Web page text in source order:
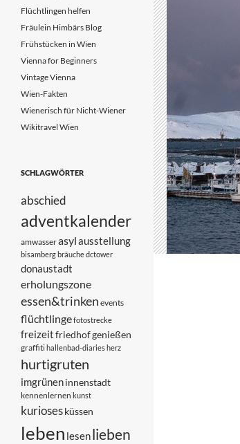
Flüchtlingen helfen
Fräulein Himbärs Blog
Frühstücken in Wien
Vienna for Beginners
Vintage Vienna
Wien-Fakten
Wienerisch für Nicht-Wiener
Wikitravel Wien
SCHLAGWÖRTER
abschied
adventkalender
amwasserasylausstellung
bisambergbräuchedctower
donaustadt
erholungszone
essen&trinken events
flüchtlingefotostrecke
freizeitfriedhofgenießen
graffitihallenbad-diariesherz
hurtigruten
imgrüneninnenstadt
kennenlernen kunst
kuriosesküssen
leben lesenlieben